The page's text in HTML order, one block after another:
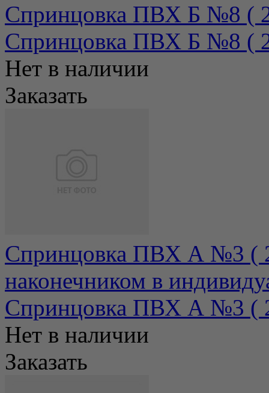
Спринцовка ПВХ Б №8 (
Спринцовка ПВХ Б №8 (
Нет в наличии
Заказать
Спринцовка ПВХ А №3 (
наконечником в
Спринцовка ПВХ А №3 (
Нет в наличии
Заказать